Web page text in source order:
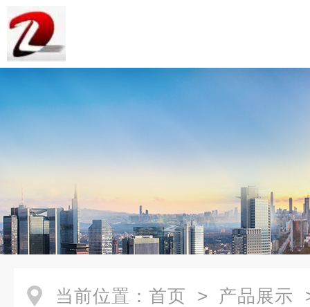
当前位置： 首页 > 产品展示